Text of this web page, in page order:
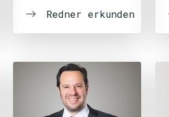
Redner erkunden